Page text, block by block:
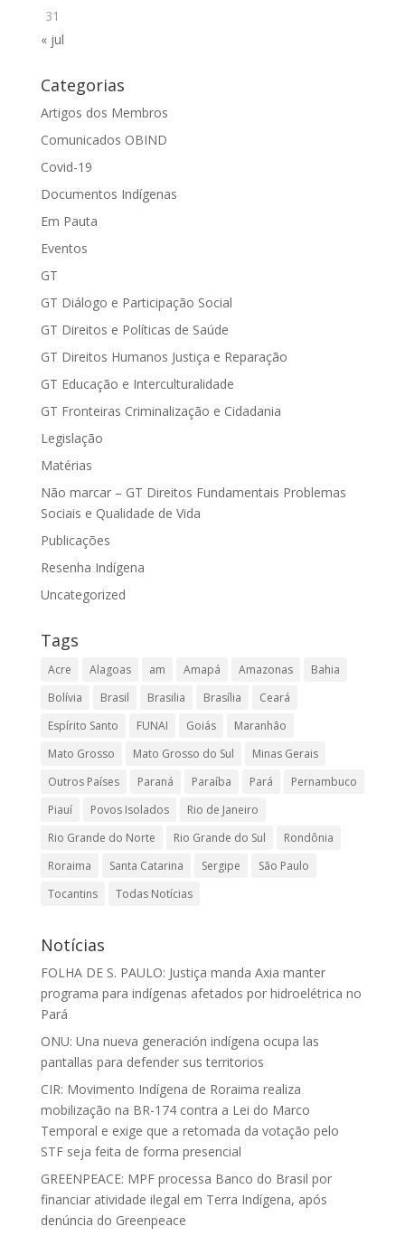
31
« jul
Categorias
Artigos dos Membros
Comunicados OBIND
Covid-19
Documentos Indígenas
Em Pauta
Eventos
GT
GT Diálogo e Participação Social
GT Direitos e Políticas de Saúde
GT Direitos Humanos Justiça e Reparação
GT Educação e Interculturalidade
GT Fronteiras Criminalização e Cidadania
Legislação
Matérias
Não marcar – GT Direitos Fundamentais Problemas
Sociais e Qualidade de Vida
Publicações
Resenha Indígena
Uncategorized
Tags
Acre Alagoas am Amapá Amazonas
Bahia
Bolívia
Brasil Brasilia Brasília
Ceará
Espírito Santo
FUNAI Goiás
Maranhão
Mato Grosso
Mato Grosso do Sul
Minas Gerais
Outros Países
Paraná Paraíba Pará
Pernambuco
Piauí
Povos Isolados
Rio de Janeiro
Rio Grande do Norte
Rio Grande do Sul
Rondônia
Roraima
Santa Catarina Sergipe
São Paulo
Tocantins
Todas Notícias
Notícias
FOLHA DE S. PAULO: Justiça manda Axia manter
programa para indígenas afetados por hidroelétrica no
Pará
ONU: Una nueva generación indígena ocupa las
pantallas para defender sus territorios
CIR: Movimento Indígena de Roraima realiza
mobilização na BR-174 contra a Lei do Marco
Temporal e exige que a retomada da votação pelo
STF seja feita de forma presencial
GREENPEACE: MPF processa Banco do Brasil por
financiar atividade ilegal em Terra Indígena, após
denúncia do Greenpeace